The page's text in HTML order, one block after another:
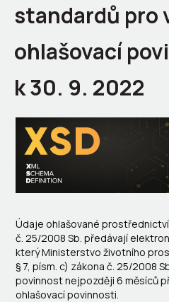
standardů pro
ohlašovací
k 30. 9. 2022
Údaje ohlašované
č. 25/2008 Sb. předávají
který Ministerstvo životního
§ 7, písm. c) zákona č. 25/2008
povinnost nejpozději 6 měsíců
ohlašovací povinnosti.